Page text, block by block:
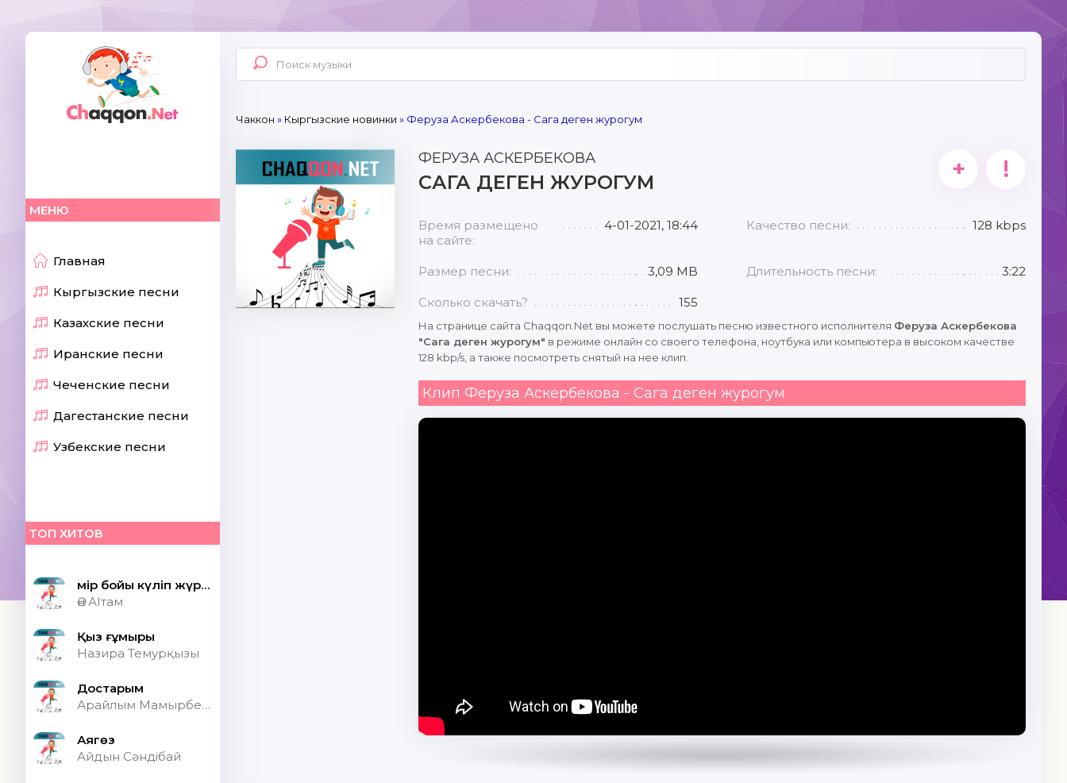
МЕНЮ
Главная
Кыргызские песни
Казахские песни
Иранские песни
Чеченские песни
Дагестанские песни
Узбекские песни
ТОП ХИТОВ
Өмір бойы күліп жүрсек шіркін ай
Ән АІтам
Қыз ғұмыры
Назира Темурқызы
Достарым
Арайлым Мамырбекқызы
Аягөз
Айдын Сәндібай
Чаккон » Кыргызские новинки » Феруза Аскербекова - Сага деген журогум
ФЕРУЗА АСКЕРБЕКОВА
САГА ДЕГЕН ЖУРОГУМ + !
Время размещено
на сайте:
4-01-2021, 18:44 Качество песни: 128 kbps
Размер песни: 3,09 MB Длительность песни: 3:22
Сколько скачать? 155
На странице сайта Chaqqon.Net вы можете послушать песню известного исполнителя Феруза Аскербекова
"Сага деген журогум" в режиме онлайн со своего телефона, ноутбука или компьютера в высоком качестве
128 kbp/s, а также посмотреть снятый на нее клип.
Клип Феруза Аскербекова - Сага деген журогум